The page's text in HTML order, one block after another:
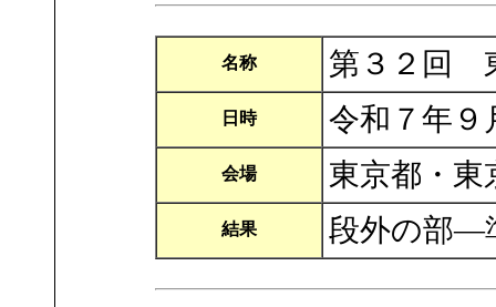
名称 第３２回
日時 令和７年９
会場 東京都・東
結果 段外の部―